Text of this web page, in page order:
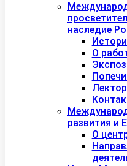
наследие
О
развития и
О